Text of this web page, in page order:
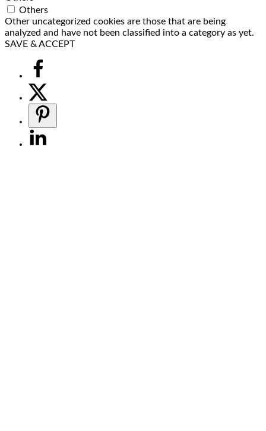
Others
Other uncategorized cookies are those that are being
analyzed and have not been classified into a category as yet.
SAVE & ACCEPT